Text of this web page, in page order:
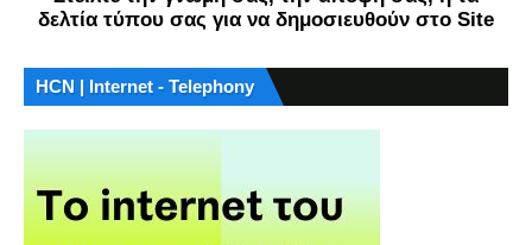
δελτία τύπου σας για να δημοσιευθούν στο Site
HCN | Internet - Telephony